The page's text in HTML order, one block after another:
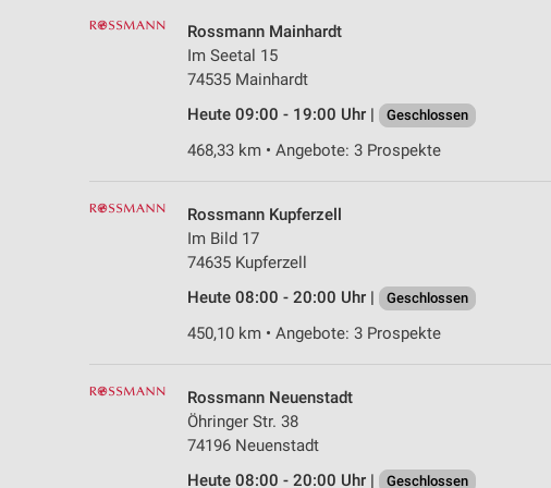
Rossmann Mainhardt
Im Seetal 15
74535 Mainhardt
Heute 09:00 - 19:00 Uhr |
Geschlossen
468,33 km • Angebote: 3 Prospekte
Rossmann Kupferzell
Im Bild 17
74635 Kupferzell
Heute 08:00 - 20:00 Uhr |
Geschlossen
450,10 km • Angebote: 3 Prospekte
Rossmann Neuenstadt
Öhringer Str. 38
74196 Neuenstadt
Heute 08:00 - 20:00 Uhr |
Geschlossen